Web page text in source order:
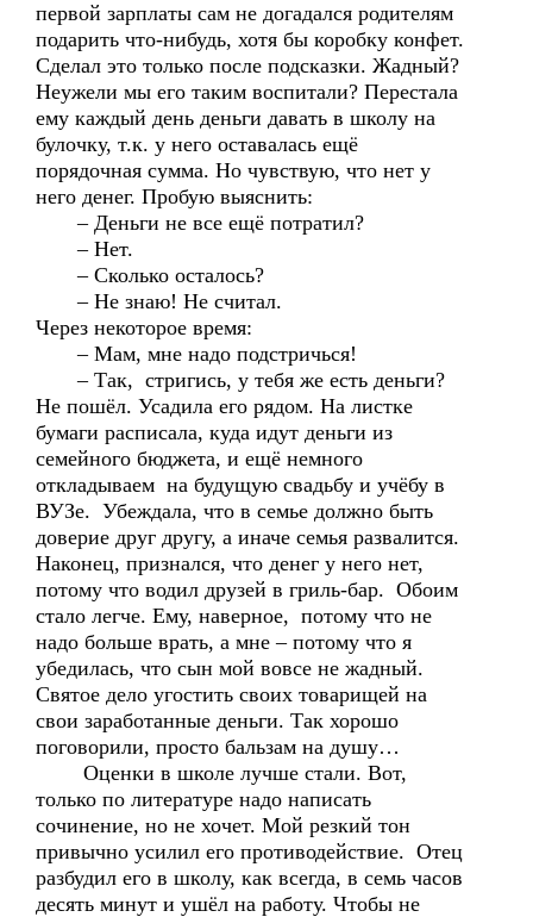
первой зарплаты сам не догадался родителям
подарить что-нибудь, хотя бы коробку конфет.
Сделал это только после подсказки. Жадный?
Неужели мы его таким воспитали? Перестала
ему каждый день деньги давать в школу на
булочку, т.к. у него оставалась ещё
порядочная сумма. Но чувствую, что нет у
него денег. Пробую выяснить:
– Деньги не все ещё потратил?
– Нет.
– Сколько осталось?
– Не знаю! Не считал.
Через некоторое время:
– Мам, мне надо подстричься!
– Так, стригись, у тебя же есть деньги?
Не пошёл. Усадила его рядом. На листке
бумаги расписала, куда идут деньги из
семейного бюджета, и ещё немного
откладываем на будущую свадьбу и учёбу в
ВУЗе. Убеждала, что в семье должно быть
доверие друг другу, а иначе семья развалится.
Наконец, признался, что денег у него нет,
потому что водил друзей в гриль-бар. Обоим
стало легче. Ему, наверное, потому что не
надо больше врать, а мне – потому что я
убедилась, что сын мой вовсе не жадный.
Святое дело угостить своих товарищей на
свои заработанные деньги. Так хорошо
поговорили, просто бальзам на душу…
Оценки в школе лучше стали. Вот,
только по литературе надо написать
сочинение, но не хочет. Мой резкий тон
привычно усилил его противодействие. Отец
разбудил его в школу, как всегда, в семь часов
десять минут и ушёл на работу. Чтобы не